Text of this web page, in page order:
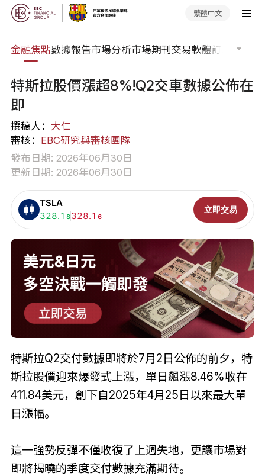
繁體中文
金融焦點數據報告市場分析市場期刊交易軟體訂單流
特斯拉股價漲超8%!Q2交車數據公佈在
即
撰稿人： 大仁
審核： EBC研究與審核團隊
發布日期: 2026年06月30日
更新日期: 2026年06月30日
TSLA
買入:
328.1 8賣出:
328.1 6
立即交易
特斯拉Q2交付數據即將於7月2日公佈的前夕，特
斯拉股價迎來爆發式上漲，單日飆漲8.46%收在
411.84美元，創下自2025年4月25日以來最大單
日漲幅。
這一強勢反彈不僅收復了上週失地，更讓市場對
即將揭曉的季度交付數據充滿期待。